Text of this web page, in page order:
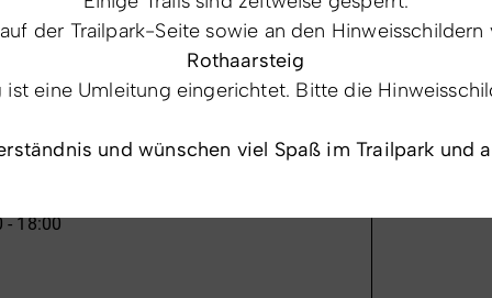
der Trailpark-Seite sowie an den Hinweisschildern
Rothaarsteig
ist eine Umleitung eingerichtet. Bitte die
und wünschen viel Spaß im Trailpark und
Mühle mitsamt ihren Ländereien als Erbe der
und Garten, zum Preis von 10.050
Mühle und übergab sie 1973 an Adolf
- 18:00